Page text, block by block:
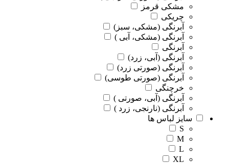
مشکی قرمز
چریکی
آبرنگی (مشکی، سبز)
آبرنگی (مشکی، آبی )
آبرنگی
آبرنگی (آبی، زرد)
آبرنگی (صورتی زرد)
آبرنگی (صورتی طوسی)
خرچنگی
آبرنگی (آبی، صورتی )
آبرنگی (نارنجی، زرد )
سایز لباس ها
S
M
L
XL